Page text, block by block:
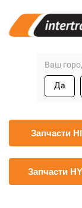
Ваш
Да
Запчасти
Запчасти